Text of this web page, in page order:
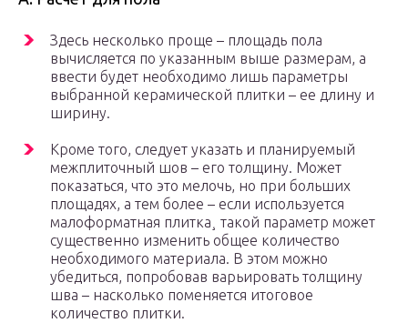
Здесь несколько проще – площадь пола
вычисляется по указанным выше размерам, а
ввести будет необходимо лишь параметры
выбранной керамической плитки – ее длину и
ширину.
Кроме того, следует указать и планируемый
межплиточный шов – его толщину. Может
показаться, что это мелочь, но при больших
площадях, а тем более – если используется
малоформатная плитка¸ такой параметр может
существенно изменить общее количество
необходимого материала. В этом можно
убедиться, попробовав варьировать толщину
шва – насколько поменяется итоговое
количество плитки.